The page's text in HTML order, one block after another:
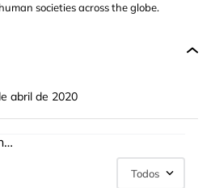
societies across the globe.
abril de 2020
Todos